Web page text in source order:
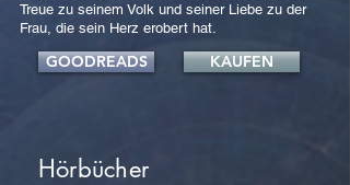
Treue zu seinem Volk und seiner Liebe zu der
Frau, die sein Herz erobert hat.
GOODREADS KAUFEN
Hörbücher